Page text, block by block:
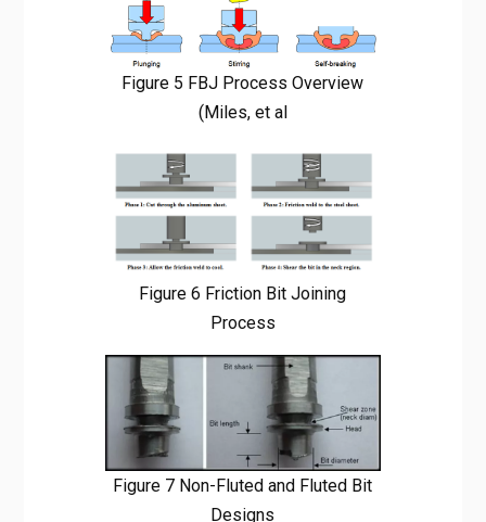
Figure 5 FBJ Process Overview
(Miles, et al
Figure 6 Friction Bit Joining
Process
Figure 7 Non-Fluted and Fluted Bit
Designs